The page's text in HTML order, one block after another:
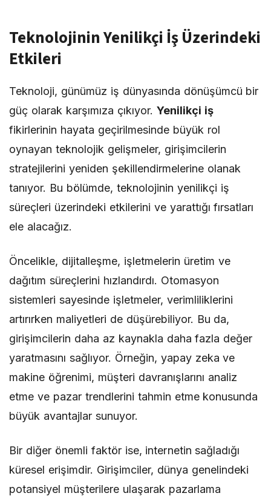
Teknolojinin Yenilikçi İş Üzerindeki
Etkileri
Teknoloji, günümüz iş dünyasında dönüşümcü bir
güç olarak karşımıza çıkıyor. Yenilikçi iş
fikirlerinin hayata geçirilmesinde büyük rol
oynayan teknolojik gelişmeler, girişimcilerin
stratejilerini yeniden şekillendirmelerine olanak
tanıyor. Bu bölümde, teknolojinin yenilikçi iş
süreçleri üzerindeki etkilerini ve yarattığı fırsatları
ele alacağız.
Öncelikle, dijitalleşme, işletmelerin üretim ve
dağıtım süreçlerini hızlandırdı. Otomasyon
sistemleri sayesinde işletmeler, verimliliklerini
artırırken maliyetleri de düşürebiliyor. Bu da,
girişimcilerin daha az kaynakla daha fazla değer
yaratmasını sağlıyor. Örneğin, yapay zeka ve
makine öğrenimi, müşteri davranışlarını analiz
etme ve pazar trendlerini tahmin etme konusunda
büyük avantajlar sunuyor.
Bir diğer önemli faktör ise, internetin sağladığı
küresel erişimdir. Girişimciler, dünya genelindeki
potansiyel müşterilere ulaşarak pazarlama